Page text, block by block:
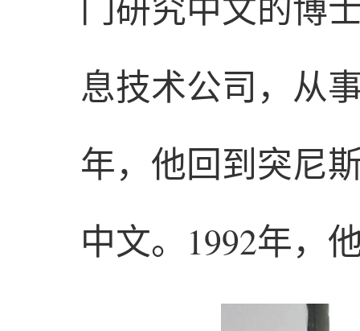
息技术公司，从
年，他回到突尼
中文。1992年，